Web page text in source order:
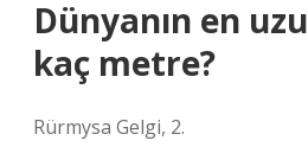
Dünyanın en
kaç metre?
Rürmysa Gelgi, 2.